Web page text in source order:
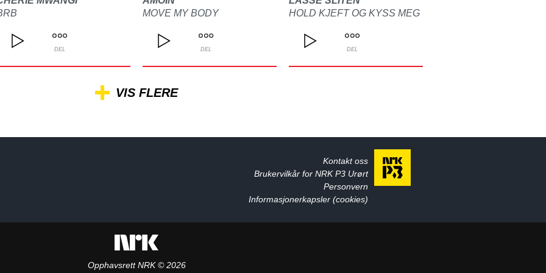
DEL
MOVE MY BODY
DEL
HOLD KJEFT OG KYSS MEG
DEL
VIS FLERE
Kontakt oss
Brukervilkår for NRK P3 Urørt
Personvern
Informasjonerkapsler (cookies)
Opphavsrett NRK © 2026